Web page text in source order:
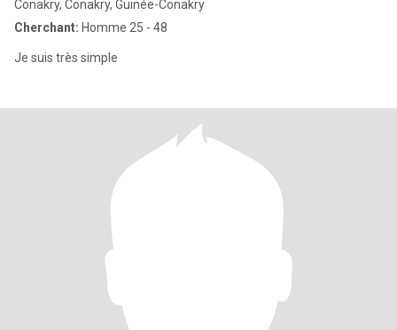
Conakry, Conakry, Guinée-Conakry
Cherchant: Homme 25 - 48
Je suis très simple